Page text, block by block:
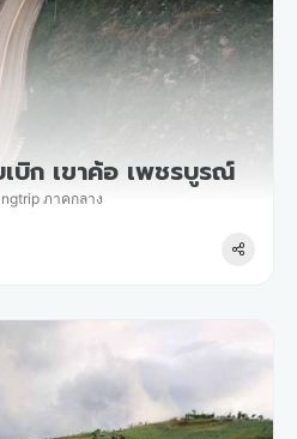
บิก เขาค้อ เพชรบูรณ์
ภาคกลาง